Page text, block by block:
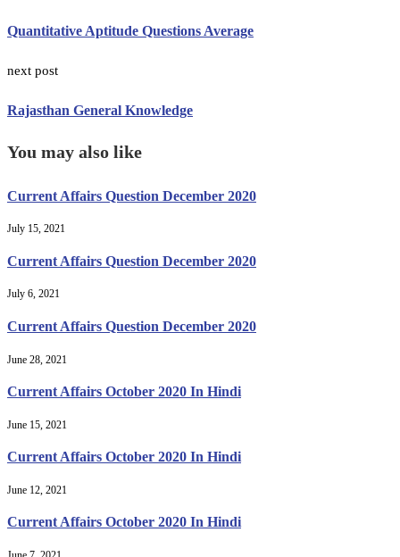
Quantitative Aptitude Questions Average
next post
Rajasthan General Knowledge
You may also like
Current Affairs Question December 2020
July 15, 2021
Current Affairs Question December 2020
July 6, 2021
Current Affairs Question December 2020
June 28, 2021
Current Affairs October 2020 In Hindi
June 15, 2021
Current Affairs October 2020 In Hindi
June 12, 2021
Current Affairs October 2020 In Hindi